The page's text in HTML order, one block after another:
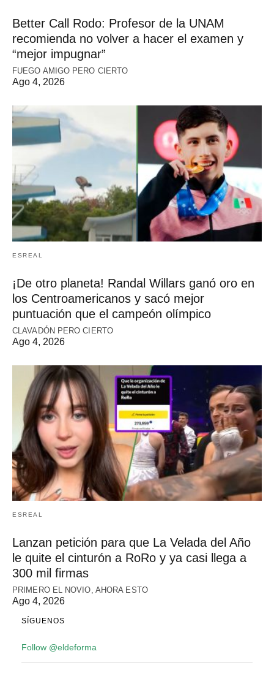
Better Call Rodo: Profesor de la UNAM
recomienda no volver a hacer el examen y
“mejor impugnar”
FUEGO AMIGO PERO CIERTO
Ago 4, 2026
ESREAL
¡De otro planeta! Randal Willars ganó oro en
los Centroamericanos y sacó mejor
puntuación que el campeón olímpico
CLAVADÓN PERO CIERTO
Ago 4, 2026
ESREAL
Lanzan petición para que La Velada del Año
le quite el cinturón a RoRo y ya casi llega a
300 mil firmas
PRIMERO EL NOVIO, AHORA ESTO
Ago 4, 2026
SÍGUENOS
Follow @eldeforma